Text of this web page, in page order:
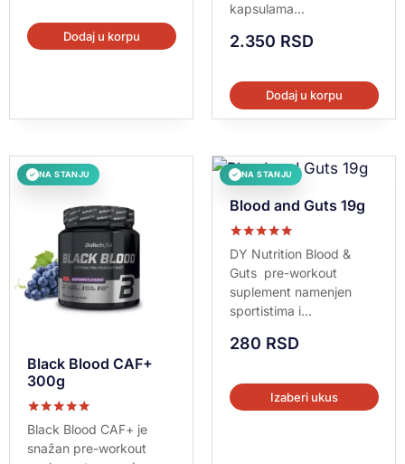
Dodaj u korpu
kapsulama...
2.350 RSD
Dodaj u korpu
✓ NA STANJU
Black Blood CAF+
300g
Ocenjeno sa
5.00
od 5
Black Blood CAF+ je
snažan pre-workout
✓ NA STANJU
Blood and Guts 19g
Ocenjeno sa
5.00
od 5
DY Nutrition Blood &
Guts pre-workout
suplement namenjen
sportistima i...
280 RSD
Izaberi ukus